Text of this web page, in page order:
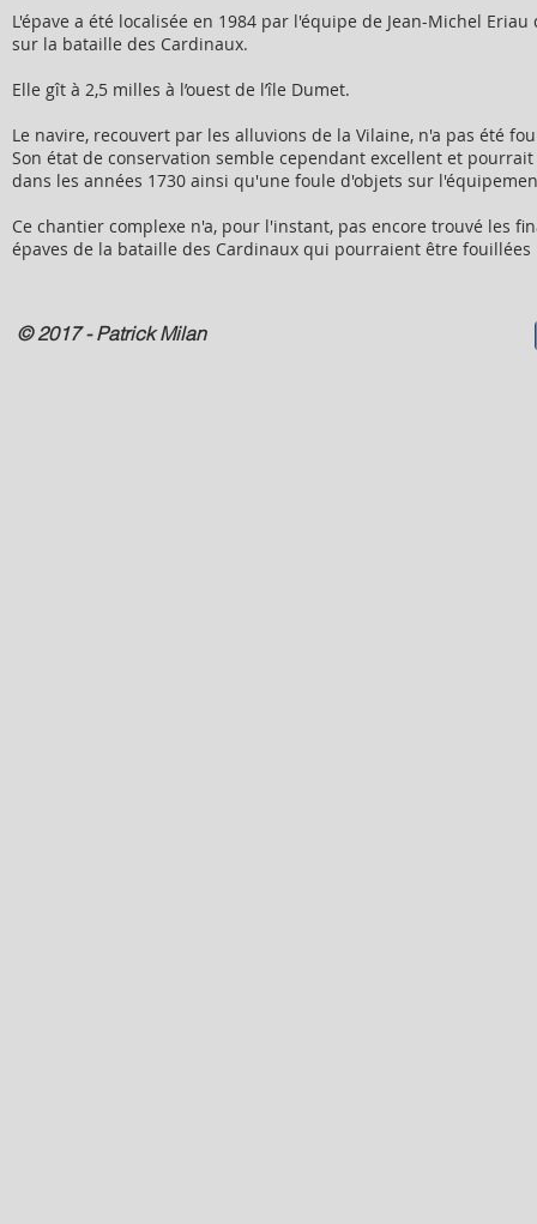
L'épave a été localisée en 1984 par l'équipe de Jean-Michel
sur la bataille des Cardinaux.
Elle gît à 2,5 milles à l’ouest de l’île Dumet.
Le navire, recouvert par les alluvions de la Vilaine, n'a pas été
Son état de conservation semble cependant excellent et
dans les années 1730 ainsi qu'une foule d'objets sur
Ce chantier complexe n'a, pour l'instant, pas encore trouvé les
épaves de la bataille des Cardinaux qui pourraient être fouillées
© 2017 - Patrick Milan